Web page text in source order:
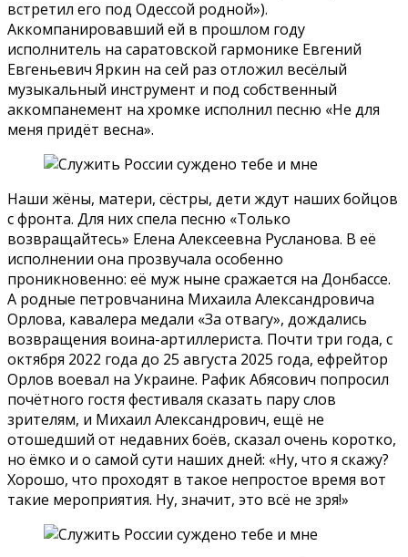
встретил его под Одессой родной»).
Аккомпанировавший ей в прошлом году
исполнитель на саратовской гармонике Евгений
Евгеньевич Яркин на сей раз отложил весёлый
музыкальный инструмент и под собственный
аккомпанемент на хромке исполнил песню «Не для
меня придёт весна».
Наши жёны, матери, сёстры, дети ждут наших бойцов
с фронта. Для них спела песню «Только
возвращайтесь» Елена Алексеевна Русланова. В её
исполнении она прозвучала особенно
проникновенно: её муж ныне сражается на Донбассе.
А родные петровчанина Михаила Александровича
Орлова, кавалера медали «За отвагу», дождались
возвращения воина-артиллериста. Почти три года, с
октября 2022 года до 25 августа 2025 года, ефрейтор
Орлов воевал на Украине. Рафик Абясович попросил
почётного гостя фестиваля сказать пару слов
зрителям, и Михаил Александрович, ещё не
отошедший от недавних боёв, сказал очень коротко,
но ёмко и о самой сути наших дней: «Ну, что я скажу?
Хорошо, что проходят в такое непростое время вот
такие мероприятия. Ну, значит, это всё не зря!»